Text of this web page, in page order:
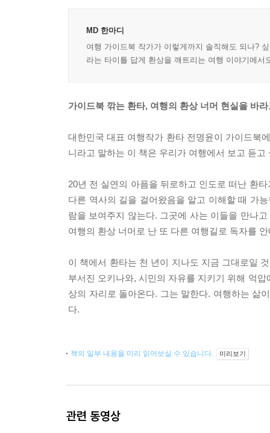
MD 한마디
여행 가이드북 작가가 이렇게까지 솔직해도 되나?
라는 타이틀 답게 환상을 깨트리는 여행 이야기에
가이드북 깎는 환타, 여행의 환상 너머 현실을 바
대한민국 대표 여행작가 환타 전명윤이 가이드북
니라고 말하는 이 책은 우리가 여행에서 보고 듣
20년 전 실연의 아픔을 뒤로하고 인도로 떠난 환
다른 역사의 길을 걸어왔음을 알고 이해할 때 가
람을 보여주지 않는다. 그곳에 사는 이들을 만나
여행의 환상 너머로 난 또 다른 여행길로 독자를
이 책에서 환타는 천 년이 지나도 지금 그대로일
부서진 오키나와, 시민의 자유를 지키기 위해 억
상의 자리로 돌아온다. 그는 말한다. 여행하는 삶
다.
책의 일부 내용을 미리 읽어보실 수 있습니다. 미리보기
관련 동영상